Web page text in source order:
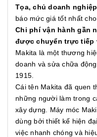
Tọa, chủ doanh nghiệp
báo mức giá tốt nhất cho
Chi phí vận hành gần
được chuyển trực tiếp
Makita là một thương
doanh và sửa chữa
1915.
Cái tên Makita đã quen
những người làm trong
xây dựng. Máy móc
dùng bởi thiết kế hiện
việc nhanh chóng và